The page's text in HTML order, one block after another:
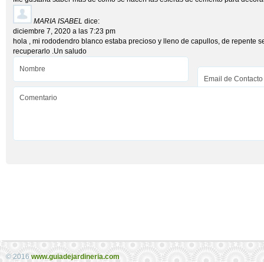
MARIA ISABEL dice:
diciembre 7, 2020 a las 7:23 pm
hola , mi rododendro blanco estaba precioso y lleno de capullos, de repente
recuperarlo .Un saludo
© 2016 www.guiadejardineria.com